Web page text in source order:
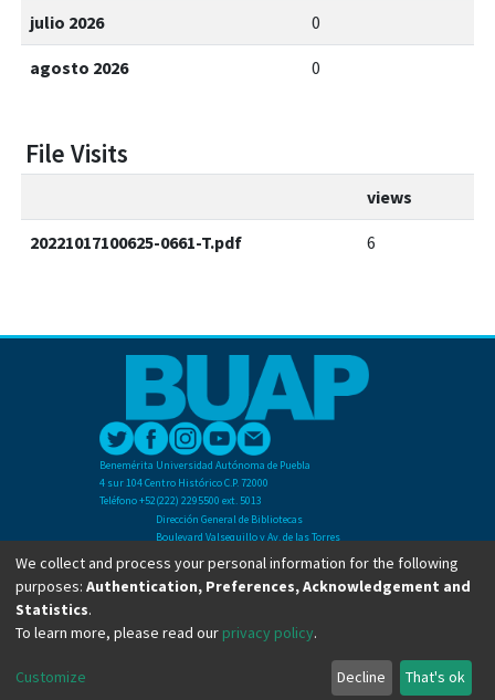
julio 2026 0
agosto 2026 0
File Visits
views
20221017100625-0661-T.pdf 6
Benemérita Universidad Autónoma de Puebla
4 sur 104 Centro Histórico C.P. 72000
Teléfono +52(222) 2295500 ext. 5013
Dirección General de Bibliotecas
Boulevard Valsequillo y Av. de las Torres
Ciudad Universitaria. Col. San Manuel
C.P. 72570
Teléfono +52 (222) 2295500 Ext 2901
Copyright © Dirección General de Bibliotecas - BUAP 2024. All right reserved.
We collect and process your personal information for the following
purposes: Authentication, Preferences, Acknowledgement and
Statistics.
To learn more, please read our privacy policy.
Customize Decline That's ok